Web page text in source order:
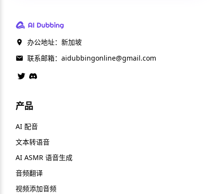
办公地址：新加坡
联系邮箱： aidubbingonline@gmail.com
产品
AI 配音
文本转语音
AI ASMR 语音生成
音频翻译
视频添加音频